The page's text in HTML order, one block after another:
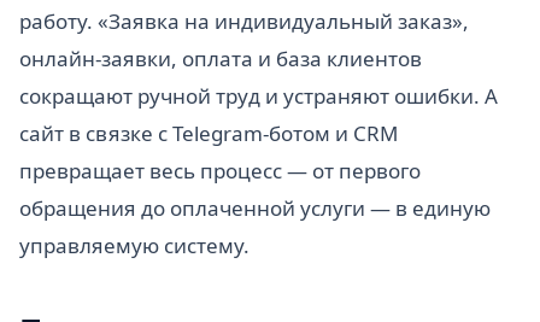
работу. «Заявка на индивидуальный заказ»,
онлайн-заявки, оплата и база клиентов
сокращают ручной труд и устраняют ошибки. А
сайт в связке с Telegram-ботом и CRM
превращает весь процесс — от первого
обращения до оплаченной услуги — в единую
управляемую систему.